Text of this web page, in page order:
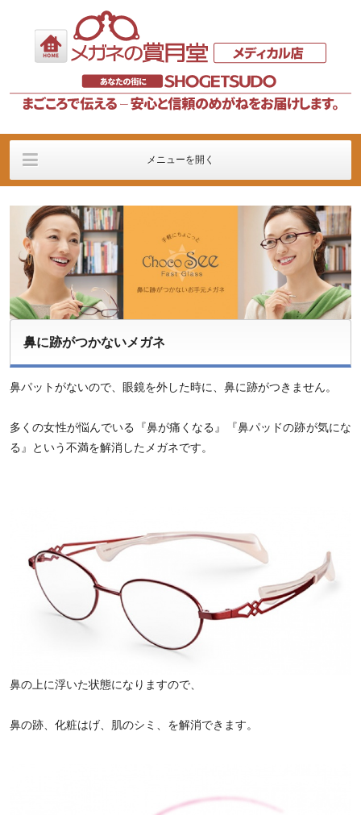
メニューを開く
ＮＵ
サービス お問い合わせ クーポン
鼻に跡がつかないメガネ
鼻パットがないので、眼鏡を外した時に、鼻に跡がつきません。
多くの女性が悩んでいる『鼻が痛くなる』『鼻パッドの跡が気にな
る』という不満を解消したメガネです。
鼻の上に浮いた状態になりますので、
鼻の跡、化粧はげ、肌のシミ、を解消できます。